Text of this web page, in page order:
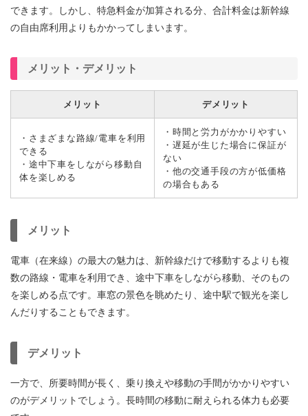
できます。しかし、特急料金が加算される分、合計料金は新幹線
の自由席利用よりもかかってしまいます。
メリット・デメリット
メリット デメリット
・さまざまな路線/電車を利用
できる
・途中下車をしながら移動自
体を楽しめる
・時間と労力がかかりやすい
・遅延が生じた場合に保証が
ない
・他の交通手段の方が低価格
の場合もある
メリット
電車（在来線）の最大の魅力は、新幹線だけで移動するよりも複
数の路線・電車を利用でき、途中下車をしながら移動、そのもの
を楽しめる点です。車窓の景色を眺めたり、途中駅で観光を楽し
んだりすることもできます。
デメリット
一方で、所要時間が長く、乗り換えや移動の手間がかかりやすい
のがデメリットでしょう。長時間の移動に耐えられる体力も必要